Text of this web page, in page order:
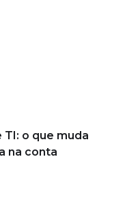
o que muda
na conta